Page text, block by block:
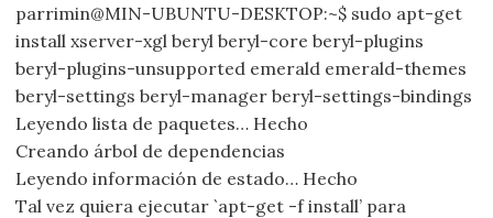
parrimin@MIN-UBUNTU-DESKTOP:~$ sudo apt-get
install xserver-xgl beryl beryl-core beryl-plugins
beryl-plugins-unsupported emerald emerald-themes
beryl-settings beryl-manager beryl-settings-bindings
Leyendo lista de paquetes… Hecho
Creando árbol de dependencias
Leyendo información de estado… Hecho
Tal vez quiera ejecutar `apt-get -f install’ para